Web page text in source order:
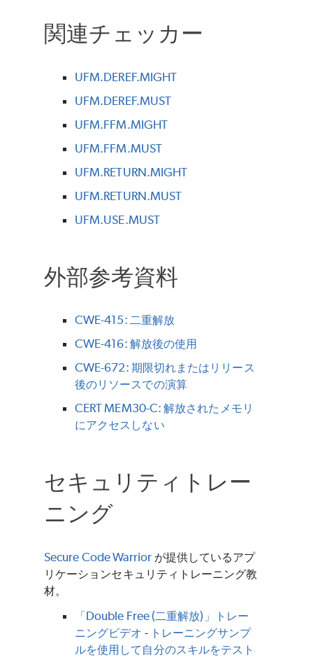
関連チェッカー
UFM.DEREF.MIGHT
UFM.DEREF.MUST
UFM.FFM.MIGHT
UFM.FFM.MUST
UFM.RETURN.MIGHT
UFM.RETURN.MUST
UFM.USE.MUST
外部参考資料
CWE-415: 二重解放
CWE-416: 解放後の使用
CWE-672: 期限切れまたはリリース
後のリソースでの演算
CERT MEM30-C: 解放されたメモリ
にアクセスしない
セキュリティトレー
ニング
Secure Code Warrior が提供しているアプ
リケーションセキュリティトレーニング教
材。
「Double Free (二重解放)」トレー
ニングビデオ - トレーニングサンプ
ルを使用して自分のスキルをテスト